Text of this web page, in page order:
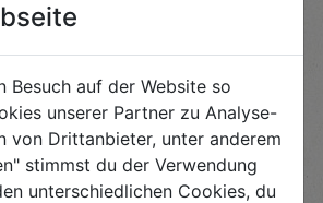
Besuch auf der Website so
unserer Partner zu Analyse-
von Drittanbieter, unter anderem
stimmst du der Verwendung
unterschiedlichen Cookies, du